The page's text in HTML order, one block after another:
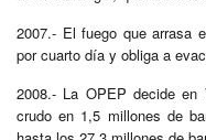
2007.- El fuego que arrasa
por cuarto día y obliga a
2008.- La OPEP decide
crudo en 1,5 millones de